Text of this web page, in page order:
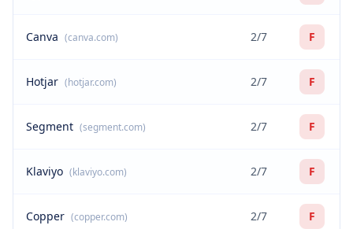
Canva (canva.com) 2/7 F
Hotjar (hotjar.com) 2/7 F
Segment (segment.com) 2/7 F
Klaviyo (klaviyo.com) 2/7 F
Copper (copper.com) 2/7 F